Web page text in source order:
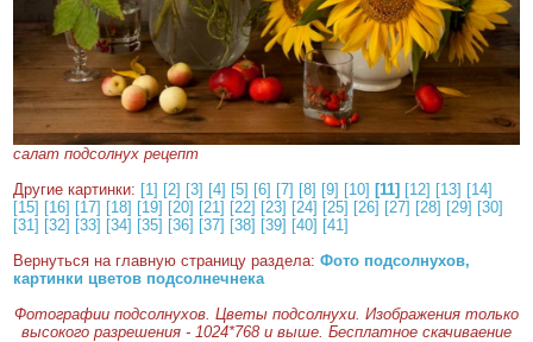
салат подсолнух рецепт
Другие картинки: [1] [2] [3] [4] [5] [6] [7] [8] [9] [10] [11] [12] [13] [14]
[15] [16] [17] [18] [19] [20] [21] [22] [23] [24] [25] [26] [27] [28] [29] [30]
[31] [32] [33] [34] [35] [36] [37] [38] [39] [40] [41]
Вернуться на главную страницу раздела: Фото подсолнухов,
картинки цветов подсолнечнека
Фотографии подсолнухов. Цветы подсолнухи. Изображения только
высокого разрешения - 1024*768 и выше. Бесплатное скачиваение